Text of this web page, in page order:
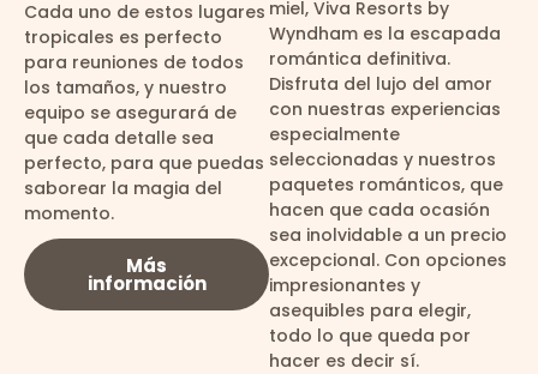
Cada uno de estos lugares
tropicales es perfecto
para reuniones de todos
los tamaños, y nuestro
equipo se asegurará de
que cada detalle sea
perfecto, para que puedas
saborear la magia del
momento.
Más
información
miel, Viva Resorts by
Wyndham es la escapada
romántica definitiva.
Disfruta del lujo del amor
con nuestras experiencias
especialmente
seleccionadas y nuestros
paquetes románticos, que
hacen que cada ocasión
sea inolvidable a un precio
excepcional. Con opciones
impresionantes y
asequibles para elegir,
todo lo que queda por
hacer es decir sí.